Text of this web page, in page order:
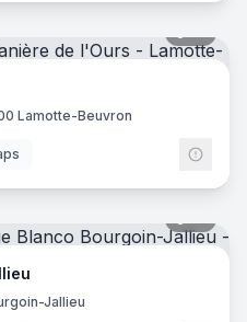
Lamotte-Beuvron
Jallieu